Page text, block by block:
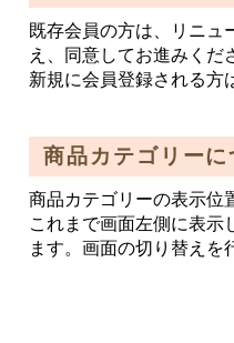
既存会員の方は、リニュ
え、同意してお進みくだ
新規に会員登録される方
商品カテゴリーに
商品カテゴリーの表示位
これまで画面左側に表示
ます。画面の切り替えを